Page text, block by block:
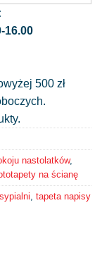
16.00
500 zł
nastolatków,
na ścianę
tapeta napisy